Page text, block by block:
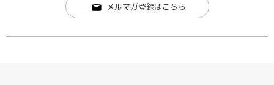
メルマガ登録はこちら